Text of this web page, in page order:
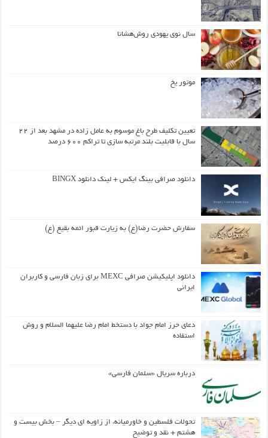
سال نوی یهودی روش‌هشانا
موتور یخ
تعیین تکلیف طرح باغ موسوم به عامل زاده در مشهد بعد از ۲۲
سال با قابلیت بلند مرتبه سازی تا تراکم ۶۰۰ درصد
دانلود صرافی بینگ ایکس + لینک دانلود BINGX
سفارش حضرت رضا(ع) به زیارت قبور ائمه بقیع (ع)
دانلود اپلیکیشن صرافی MEXC برای زبان فارسی و کاربران
ایرانی
دعای حرز امام جواد با دستخط امام رضا علیهما السلام و روش
استفاده
درباره سریال «سلمان فارسی»
تحولات فلسطین و خاورمیانه، از زاویه ای دیگر – بخش بیست و
هشتم + نقد و توضیح